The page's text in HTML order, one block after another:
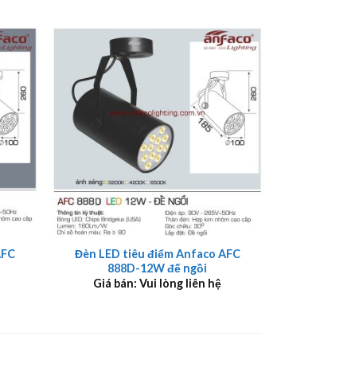
+
Đèn LED tiêu điểm Anfaco AFC
888D-12W đế ngồi
Giá bán: Vui lòng liên hệ